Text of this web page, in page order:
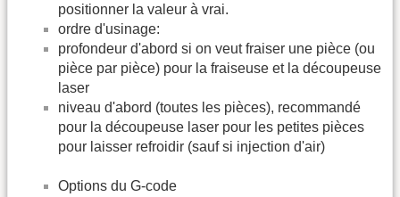
positionner la valeur à vrai.
ordre d'usinage:
profondeur d'abord si on veut fraiser une pièce (ou
pièce par pièce) pour la fraiseuse et la découpeuse
laser
niveau d'abord (toutes les pièces), recommandé
pour la découpeuse laser pour les petites pièces
pour laisser refroidir (sauf si injection d'air)
Options du G-code